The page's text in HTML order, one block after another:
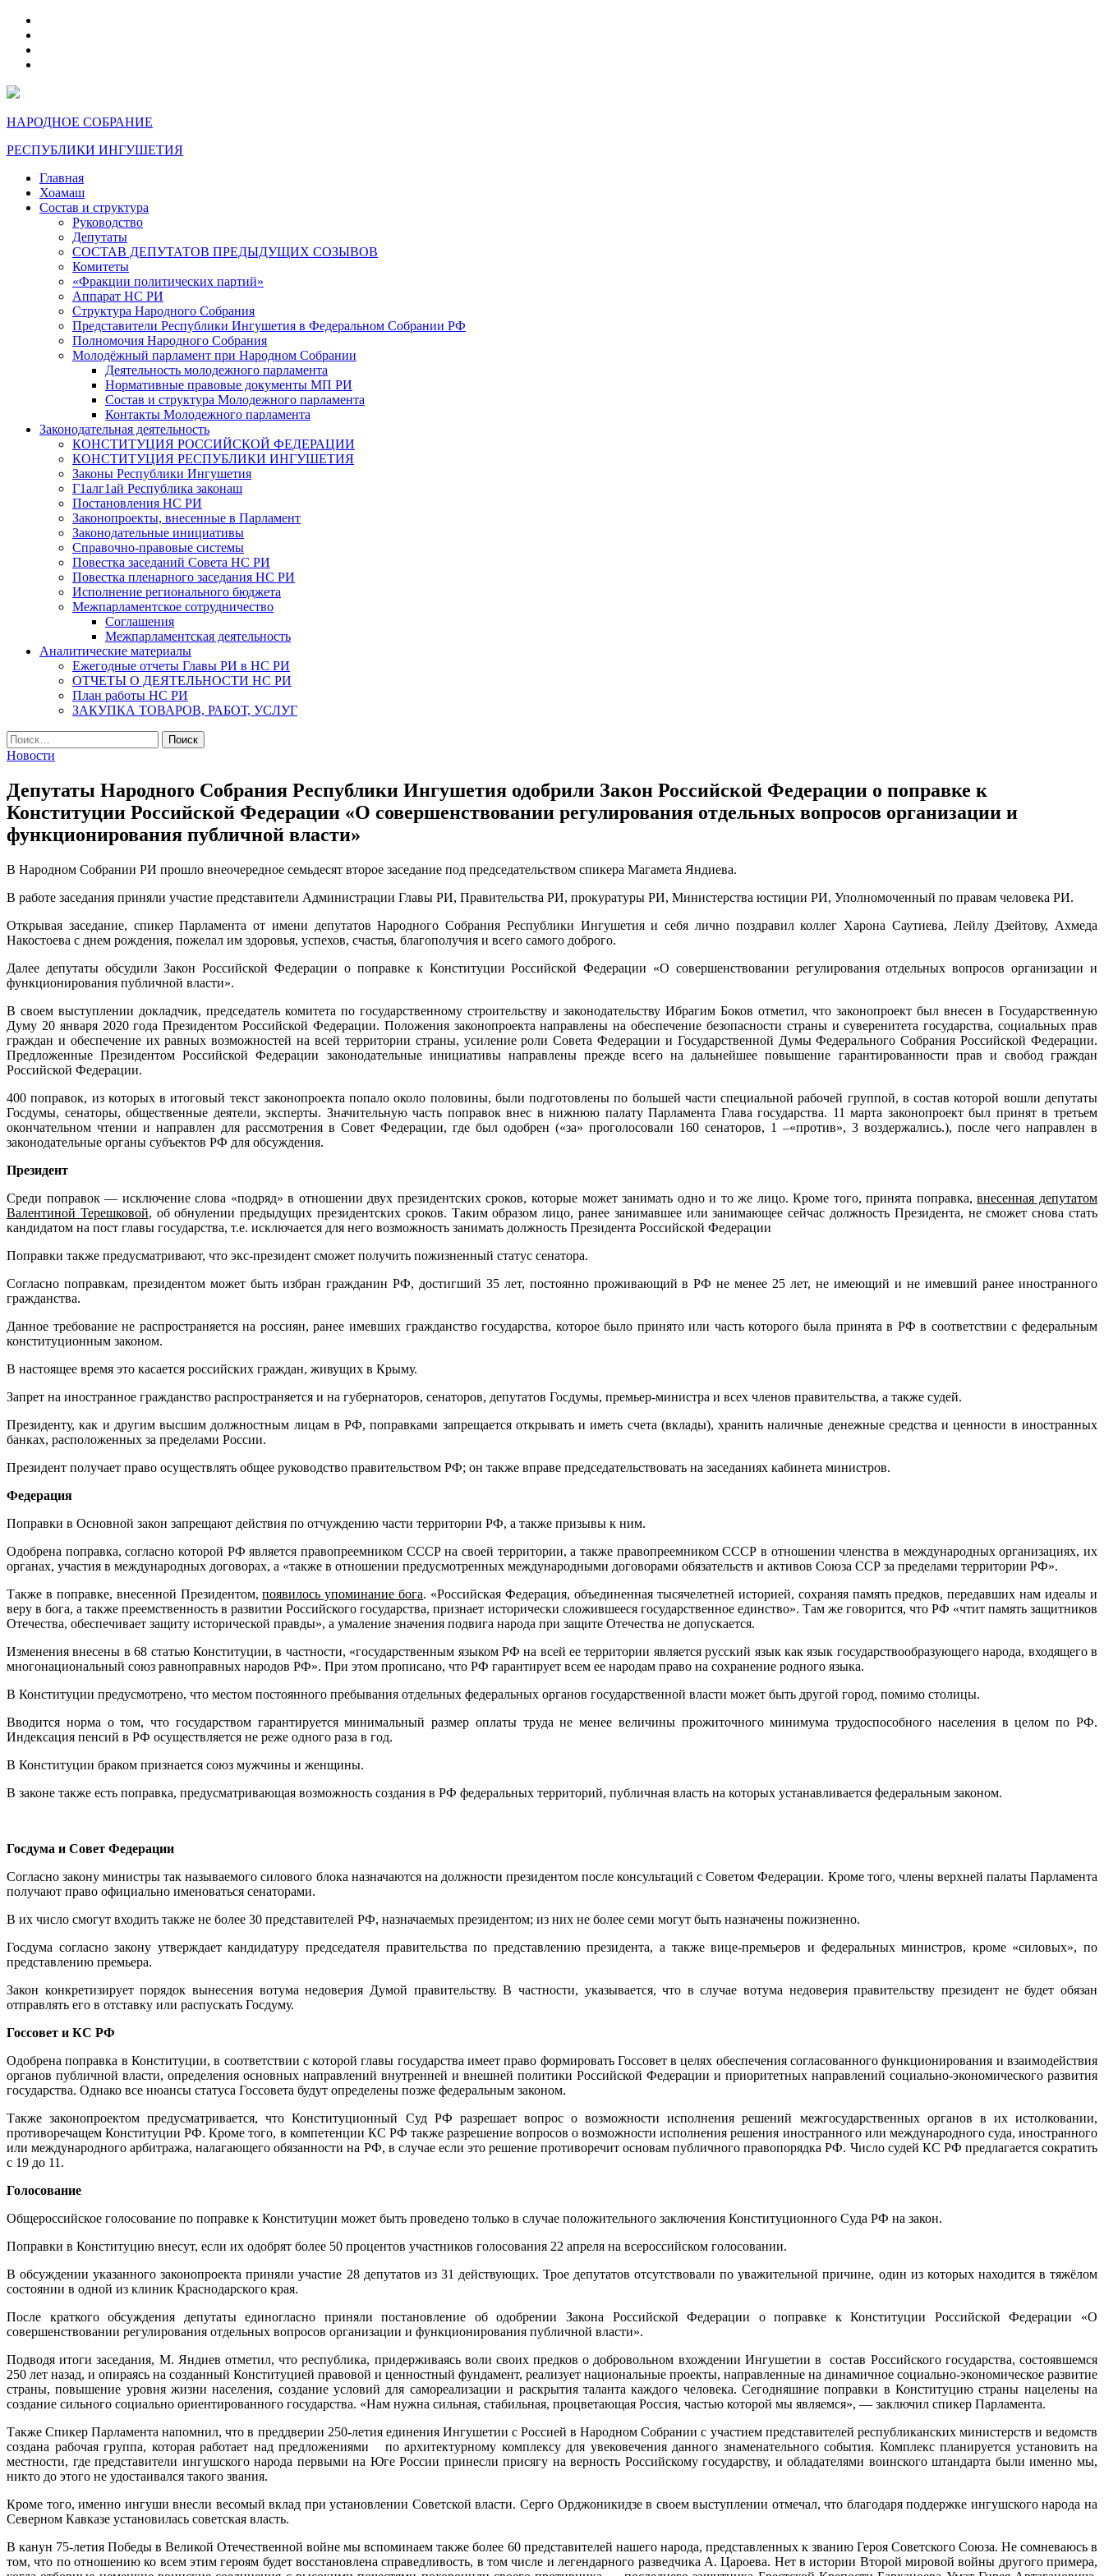
НАРОДНОЕ СОБРАНИЕ
РЕСПУБЛИКИ ИНГУШЕТИЯ
Главная
Хоамаш
Состав и структура
Руководство
Депутаты
СОСТАВ ДЕПУТАТОВ ПРЕДЫДУЩИХ СОЗЫВОВ
Комитеты
«Фракции политических партий»
Аппарат НС РИ
Структура Народного Собрания
Представители Республики Ингушетия в Федеральном Собрании РФ
Полномочия Народного Собрания
Молодёжный парламент при Народном Собрании
Деятельность молодежного парламента
Нормативные правовые документы МП РИ
Состав и структура Молодежного парламента
Контакты Молодежного парламента
Законодательная деятельность
КОНСТИТУЦИЯ РОССИЙСКОЙ ФЕДЕРАЦИИ
КОНСТИТУЦИЯ РЕСПУБЛИКИ ИНГУШЕТИЯ
Законы Республики Ингушетия
Г1алг1ай Республика законаш
Постановления НС РИ
Законопроекты, внесенные в Парламент
Законодательные инициативы
Справочно-правовые системы
Повестка заседаний Совета НС РИ
Повестка пленарного заседания НС РИ
Исполнение регионального бюджета
Межпарламентское сотрудничество
Соглашения
Межпарламентская деятельность
Аналитические материалы
Ежегодные отчеты Главы РИ в НС РИ
ОТЧЕТЫ О ДЕЯТЕЛЬНОСТИ НС РИ
План работы НС РИ
ЗАКУПКА ТОВАРОВ, РАБОТ, УСЛУГ
Найти:
Новости
Депутаты Народного Собрания Республики Ингушетия одобрили Закон Российской Федерации о поправке к
Конституции Российской Федерации «О совершенствовании регулирования отдельных вопросов организации и
функционирования публичной власти»
В Народном Собрании РИ прошло внеочередное семьдесят второе заседание под председательством спикера Магамета Яндиева.
В работе заседания приняли участие представители Администрации Главы РИ, Правительства РИ, прокуратуры РИ, Министерства юстиции РИ, Уполномоченный по правам человека РИ.
Открывая заседание, спикер Парламента от имени депутатов Народного Собрания Республики Ингушетия и себя лично поздравил коллег Харона Саутиева, Лейлу Дзейтову, Ахмеда
Накостоева с днем рождения, пожелал им здоровья, успехов, счастья, благополучия и всего самого доброго.
Далее депутаты обсудили Закон Российской Федерации о поправке к Конституции Российской Федерации «О совершенствовании регулирования отдельных вопросов организации и
функционирования публичной власти».
В своем выступлении докладчик, председатель комитета по государственному строительству и законодательству Ибрагим Боков отметил, что законопроект был внесен в Государственную
Думу 20 января 2020 года Президентом Российской Федерации. Положения законопроекта направлены на обеспечение безопасности страны и суверенитета государства, социальных прав
граждан и обеспечение их равных возможностей на всей территории страны, усиление роли Совета Федерации и Государственной Думы Федерального Собрания Российской Федерации.
Предложенные Президентом Российской Федерации законодательные инициативы направлены прежде всего на дальнейшее повышение гарантированности прав и свобод граждан
Российской Федерации.
400 поправок, из которых в итоговый текст законопроекта попало около половины, были подготовлены по большей части специальной рабочей группой, в состав которой вошли депутаты
Госдумы, сенаторы, общественные деятели, эксперты. Значительную часть поправок внес в нижнюю палату Парламента Глава государства. 11 марта законопроект был принят в третьем
окончательном чтении и направлен для рассмотрения в Совет Федерации, где был одобрен («за» проголосовали 160 сенаторов, 1 –«против», 3 воздержались.), после чего направлен в
законодательные органы субъектов РФ для обсуждения.
Президент
Среди поправок — исключение слова «подряд» в отношении двух президентских сроков, которые может занимать одно и то же лицо. Кроме того, принята поправка,внесенная депутатом
Валентиной Терешковой, об обнулении предыдущих президентских сроков. Таким образом лицо, ранее занимавшее или занимающее сейчас должность Президента, не сможет снова стать
кандидатом на пост главы государства, т.е. исключается для него возможность занимать должность Президента Российской Федерации
Поправки также предусматривают, что экс-президент сможет получить пожизненный статус сенатора.
Согласно поправкам, президентом может быть избран гражданин РФ, достигший 35 лет, постоянно проживающий в РФ не менее 25 лет, не имеющий и не имевший ранее иностранного
гражданства.
Данное требование не распространяется на россиян, ранее имевших гражданство государства, которое было принято или часть которого была принята в РФ в соответствии с федеральным
конституционным законом.
В настоящее время это касается российских граждан, живущих в Крыму.
Запрет на иностранное гражданство распространяется и на губернаторов, сенаторов, депутатов Госдумы, премьер-министра и всех членов правительства, а также судей.
Президенту, как и другим высшим должностным лицам в РФ, поправками запрещается открывать и иметь счета (вклады), хранить наличные денежные средства и ценности в иностранных
банках, расположенных за пределами России.
Президент получает право осуществлять общее руководство правительством РФ; он также вправе председательствовать на заседаниях кабинета министров.
Федерация
Поправки в Основной закон запрещают действия по отчуждению части территории РФ, а также призывы к ним.
Одобрена поправка, согласно которой РФ является правопреемником СССР на своей территории, а также правопреемником СССР в отношении членства в международных организациях, их
органах, участия в международных договорах, а «также в отношении предусмотренных международными договорами обязательств и активов Союза ССР за пределами территории РФ».
Также в поправке, внесенной Президентом,появилось упоминание бога. «Российская Федерация, объединенная тысячелетней историей, сохраняя память предков, передавших нам идеалы и
веру в бога, а также преемственность в развитии Российского государства, признает исторически сложившееся государственное единство». Там же говорится, что РФ «чтит память защитников
Отечества, обеспечивает защиту исторической правды», а умаление значения подвига народа при защите Отечества не допускается.
Изменения внесены в 68 статью Конституции, в частности, «государственным языком РФ на всей ее территории является русский язык как язык государствообразующего народа, входящего в
многонациональный союз равноправных народов РФ». При этом прописано, что РФ гарантирует всем ее народам право на сохранение родного языка.
В Конституции предусмотрено, что местом постоянного пребывания отдельных федеральных органов государственной власти может быть другой город, помимо столицы.
Вводится норма о том, что государством гарантируется минимальный размер оплаты труда не менее величины прожиточного минимума трудоспособного населения в целом по РФ.
Индексация пенсий в РФ осуществляется не реже одного раза в год.
В Конституции браком признается союз мужчины и женщины.
В законе также есть поправка, предусматривающая возможность создания в РФ федеральных территорий, публичная власть на которых устанавливается федеральным законом.
Госдума и Совет Федерации
Согласно закону министры так называемого силового блока назначаются на должности президентом после консультаций с Советом Федерации. Кроме того, члены верхней палаты Парламента
получают право официально именоваться сенаторами.
В их число смогут входить также не более 30 представителей РФ, назначаемых президентом; из них не более семи могут быть назначены пожизненно.
Госдума согласно закону утверждает кандидатуру председателя правительства по представлению президента, а также вице-премьеров и федеральных министров, кроме «силовых», по
представлению премьера.
Закон конкретизирует порядок вынесения вотума недоверия Думой правительству. В частности, указывается, что в случае вотума недоверия правительству президент не будет обязан
отправлять его в отставку или распускать Госдуму.
Госсовет и КС РФ
Одобрена поправка в Конституции, в соответствии с которой главы государства имеет право формировать Госсовет в целях обеспечения согласованного функционирования и взаимодействия
органов публичной власти, определения основных направлений внутренней и внешней политики Российской Федерации и приоритетных направлений социально-экономического развития
государства. Однако все нюансы статуса Госсовета будут определены позже федеральным законом.
Также законопроектом предусматривается, что Конституционный Суд РФ разрешает вопрос о возможности исполнения решений межгосударственных органов в их истолковании,
противоречащем Конституции РФ. Кроме того, в компетенции КС РФ также разрешение вопросов о возможности исполнения решения иностранного или международного суда, иностранного
или международного арбитража, налагающего обязанности на РФ, в случае если это решение противоречит основам публичного правопорядка РФ. Число судей КС РФ предлагается сократить
с 19 до 11.
Голосование
Общероссийское голосование по поправке к Конституции может быть проведено только в случае положительного заключения Конституционного Суда РФ на закон.
Поправки в Конституцию внесут, если их одобрят более 50 процентов участников голосования 22 апреля на всероссийском голосовании.
В обсуждении указанного законопроекта приняли участие 28 депутатов из 31 действующих. Трое депутатов отсутствовали по уважительной причине, один из которых находится в тяжёлом
состоянии в одной из клиник Краснодарского края.
После краткого обсуждения депутаты единогласно приняли постановление об одобрении Закона Российской Федерации о поправке к Конституции Российской Федерации «О
совершенствовании регулирования отдельных вопросов организации и функционирования публичной власти».
Подводя итоги заседания, М. Яндиев отметил, что республика, придерживаясь воли своих предков о добровольном вхождении Ингушетии в состав Российского государства, состоявшемся
250 лет назад, и опираясь на созданный Конституцией правовой и ценностный фундамент, реализует национальные проекты, направленные на динамичное социально-экономическое развитие
страны, повышение уровня жизни населения, создание условий для самореализации и раскрытия таланта каждого человека. Сегодняшние поправки в Конституцию страны нацелены на
создание сильного социально ориентированного государства. «Нам нужна сильная, стабильная, процветающая Россия, частью которой мы являемся», — заключил спикер Парламента.
Также Спикер Парламента напомнил, что в преддверии 250-летия единения Ингушетии с Россией в Народном Собрании с участием представителей республиканских министерств и ведомств
создана рабочая группа, которая работает над предложениями по архитектурному комплексу для увековечения данного знаменательного события. Комплекс планируется установить на
местности, где представители ингушского народа первыми на Юге России принесли присягу на верность Российскому государству, и обладателями воинского штандарта были именно мы,
никто до этого не удостаивался такого звания.
Кроме того, именно ингуши внесли весомый вклад при установлении Советской власти. Серго Орджоникидзе в своем выступлении отмечал, что благодаря поддержке ингушского народа на
Северном Кавказе установилась советская власть.
В канун 75-летия Победы в Великой Отечественной войне мы вспоминаем также более 60 представителей нашего народа, представленных к званию Героя Советского Союза. Не сомневаюсь в
том, что по отношению ко всем этим героям будет восстановлена справедливость, в том числе и легендарного разведчика А. Цароева. Нет в истории Второй мировой войны другого примера,